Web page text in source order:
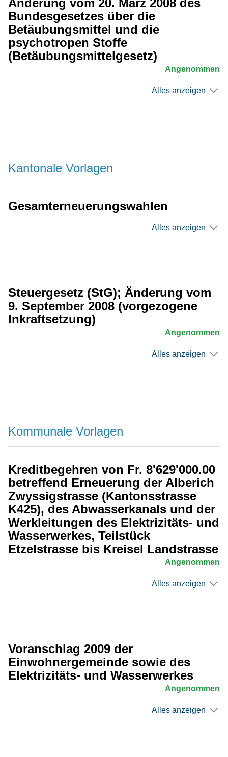
Änderung vom 20. März 2008 des
Bundesgesetzes über die
Betäubungsmittel und die
psychotropen Stoffe
(Betäubungsmittelgesetz)
Angenommen
Alles anzeigen
Kantonale Vorlagen
Gesamterneuerungswahlen
Alles anzeigen
Steuergesetz (StG); Änderung vom
9. September 2008 (vorgezogene
Inkraftsetzung)
Angenommen
Alles anzeigen
Kommunale Vorlagen
Kreditbegehren von Fr. 8'629'000.00
betreffend Erneuerung der Alberich
Zwyssigstrasse (Kantonsstrasse
K425), des Abwasserkanals und der
Werkleitungen des Elektrizitäts- und
Wasserwerkes, Teilstück
Etzelstrasse bis Kreisel Landstrasse
Angenommen
Alles anzeigen
Voranschlag 2009 der
Einwohnergemeinde sowie des
Elektrizitäts- und Wasserwerkes
Angenommen
Alles anzeigen